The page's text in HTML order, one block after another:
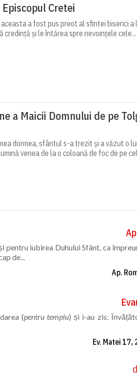
Cretei
a fost pus preot al sfintei biserici a
și le întărea spre nevoințele cele...
a Maicii Domnului de pe
dormea, sfântul s-a trezit și a văzut o
venea de la o coloană de foc de pe
iubirea Duhului Sfânt, ca
de...
Ap.
(pentru templu) și i-au zis:
Ev. Matei